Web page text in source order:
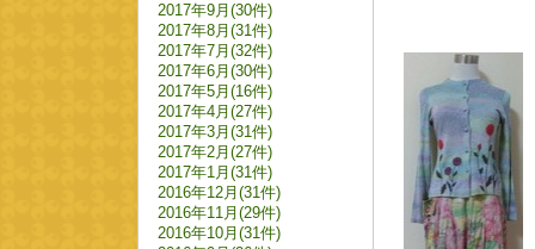
2017年9月(30件)
2017年8月(31件)
2017年7月(32件)
2017年6月(30件)
2017年5月(16件)
2017年4月(27件)
2017年3月(31件)
2017年2月(27件)
2017年1月(31件)
2016年12月(31件)
2016年11月(29件)
2016年10月(31件)